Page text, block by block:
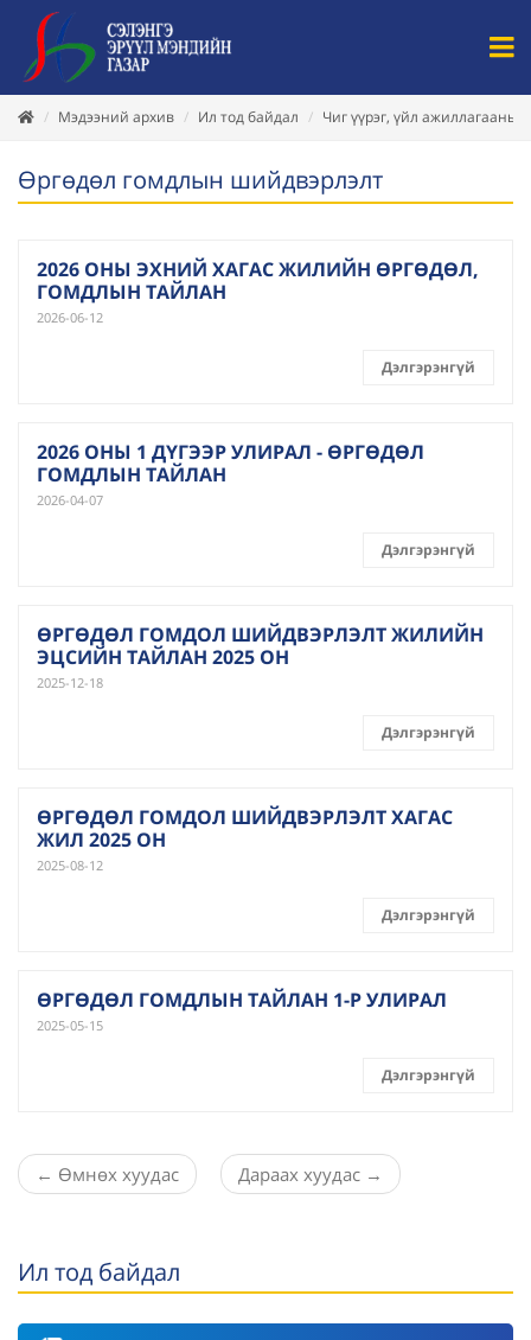
Мэдээний архив Ил тод байдал Чиг үүрэг, үйл ажиллагааны
Өргөдөл гомдлын шийдвэрлэлт
2026 ОНЫ ЭХНИЙ ХАГАС ЖИЛИЙН ӨРГӨДӨЛ,
ГОМДЛЫН ТАЙЛАН
2026-06-12
Дэлгэрэнгүй
2026 ОНЫ 1 ДҮГЭЭР УЛИРАЛ - ӨРГӨДӨЛ
ГОМДЛЫН ТАЙЛАН
2026-04-07
Дэлгэрэнгүй
ӨРГӨДӨЛ ГОМДОЛ ШИЙДВЭРЛЭЛТ ЖИЛИЙН
ЭЦСИЙН ТАЙЛАН 2025 ОН
2025-12-18
Дэлгэрэнгүй
ӨРГӨДӨЛ ГОМДОЛ ШИЙДВЭРЛЭЛТ ХАГАС
ЖИЛ 2025 ОН
2025-08-12
Дэлгэрэнгүй
ӨРГӨДӨЛ ГОМДЛЫН ТАЙЛАН 1-Р УЛИРАЛ
2025-05-15
Дэлгэрэнгүй
← Өмнөх хуудас Дараах хуудас →
Ил тод байдал